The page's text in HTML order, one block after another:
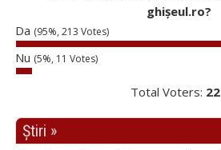
ghișeul.ro?
Da (95%, 213 Votes)
Nu (5%, 11 Votes)
Total Voters:
Știri »